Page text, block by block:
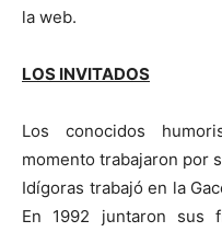
la web.
LOS INVITADOS
Los conocidos
momento trabajaron por
Idígoras trabajó en la
En 1992 juntaron sus